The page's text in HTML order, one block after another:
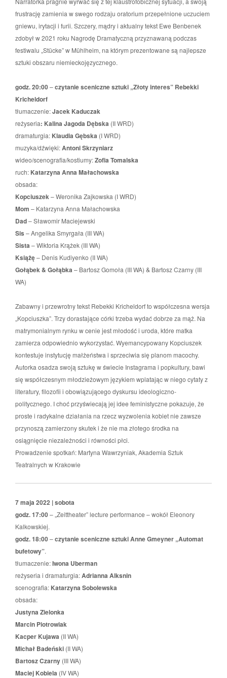
frustrację zamienia w swego rodzaju oratorium przepełnione uczuciem
gniewu, irytacji i furii. Szczery, mądry i aktualny tekst Ewe Benbenek
zdobył w 2021 roku Nagrodę Dramatyczną przyznawaną podczas
festiwalu „Stücke” w Mühlheim, na którym prezentowane są najlepsze
sztuki obszaru niemieckojęzycznego.
godz. 20:00–czytanie sceniczne sztuki „Złoty interes” Rebekki
Kricheldorf
tłumaczenie:Jacek Kaduczak
reżyseria: Kalina Jagoda Dębska (II WRD)
dramaturgia: Klaudia Gębska (I WRD)
muzyka/dźwięki:Antoni Skrzyniarz
wideo/scenografia/kostiumy:Zofia Tomalska
ruch: Katarzyna Anna Małachowska
obsada:
Kopciuszek–Weronika Zajkowska (I WRD)
Mom – Katarzyna Anna Małachowska
Dad–Sławomir Maciejewski
Sis –Angelika Smyrgała (III WA)
Sista –Wiktoria Krążek (III WA)
Książę– Denis Kudiyenko (II WA)
Gołąbek & Gołąbka – Bartosz Gomoła (III WA) & Bartosz Czarny (III
WA)
Zabawny i przewrotny tekst Rebekki Kricheldorf to współczesna wersja
„Kopciuszka”. Trzy dorastające córki trzeba wydać dobrze za mąż. Na
matrymonialnym rynku w cenie jest młodość i uroda, które matka
zamierza odpowiednio wykorzystać. Wyemancypowany Kopciuszek
kontestuje instytucję małżeństwa i sprzeciwia się planom macochy.
Autorka osadza swoją sztukę w świecie Instagrama i popkultury, bawi
się współczesnym młodzieżowym językiem wplatając w niego cytaty z
literatury, filozofii i obowiązującego dyskursu ideologiczno-
politycznego. I choć przyświecają jej idee feministyczne pokazuje, że
proste i radykalne działania na rzecz wyzwolenia kobiet nie zawsze
przynoszą zamierzony skutek i że nie ma złotego środka na
osiągnięcie niezależności i równości płci.
Prowadzenie spotkań: Martyna Wawrzyniak, Akademia Sztuk
Teatralnych w Krakowie
7 maja 2022 | sobota
godz. 17:00– „Zeittheater” lecture performance – wokół Eleonory
Kalkowskiej.
godz.18:00–czytanie sceniczne sztuki Anne Gmeyner „Automat
bufetowy”.
tłumaczenie:Iwona Uberman
reżyseria i dramaturgia:Adrianna Alksnin
scenografia: Katarzyna Sobolewska
obsada:
Justyna Zielonka
Marcin Piotrowiak
Kacper Kujawa (II WA)
Michał Badeński (II WA)
Bartosz Czarny (III WA)
Maciej Kobiela (IV WA)